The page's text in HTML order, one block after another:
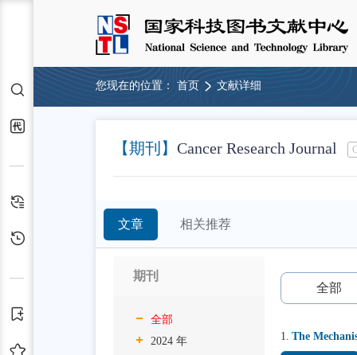
您现在的位置： 首页 文献详细
【期刊】 Cancer Research Journal
文章 相关推荐
期刊
全部
2024 年
全部
1. The